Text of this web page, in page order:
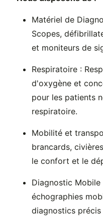
Matériel de
Scopes,
et moniteurs de
Respiratoire :
d'oxygène et
pour les patients
respiratoire.
Mobilité et
brancards,
le confort et le
Diagnostic Mobile
échographies
diagnostics